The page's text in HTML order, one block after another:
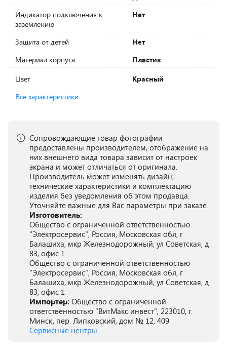
Индикатор подключения к
заземлению
Нет
Защита от детей
Нет
Материал корпуса
Пластик
Цвет
Красный
Все характеристики
Сопровождающие товар фотографии
предоставлены производителем, отображение на
них внешнего вида товара зависит от настроек
экрана и может отличаться от оригинала.
Производитель может изменять дизайн,
технические характеристики и комплектацию
изделия без уведомления об этом продавца.
Уточняйте важные для Вас параметры при заказе.
Изготовитель:
Общество с ограниченной ответственностью
"Электросервис", Россия, Московская обл, г
Балашиха, мкр Железнодорожный, ул Советская, д
83, офис 1
Общество с ограниченной ответственностью
"Электросервис", Россия, Московская обл, г
Балашиха, мкр Железнодорожный, ул Советская, д
83, офис 1
Импортер: Общество с ограниченной
ответственностью "ВитМакс инвест", 223010, г.
Минск, пер. Липковский, дом № 12, 409
Сервисные центры